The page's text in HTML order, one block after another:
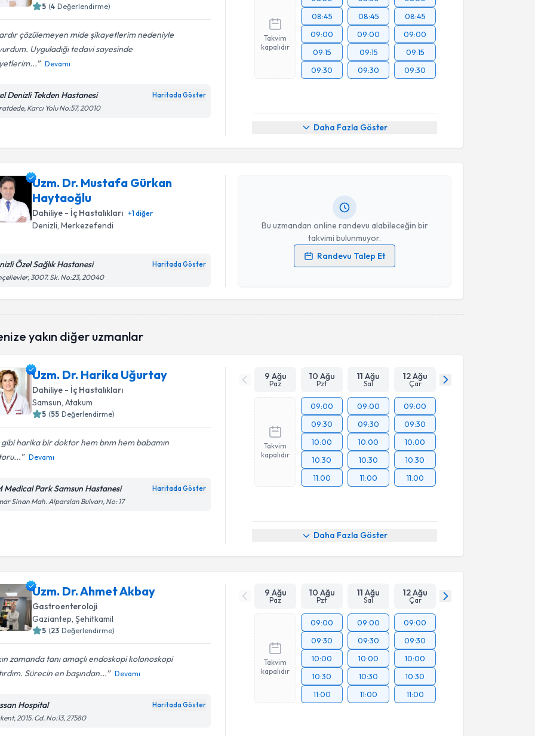
5 (4 Değerlendirme)
çözülemeyen mide şikayetlerim nedeniyle
Uyguladığı tedavi sayesinde
Devamı
Denizli Tekden Hastanesi Haritada Göster
Karcı Yolu No:57, 20010
Takvim
kapalıdır
08:45
09:00
09:15
09:30
08:45
09:00
09:15
09:30
08:45
09:00
09:15
09:30
Daha Fazla Göster
Uzm. Dr. Mustafa Gürkan
Haytaoğlu
Dahiliye - İç Hastalıkları +1diğer
Denizli, Merkezefendi
Özel Sağlık Hastanesi Haritada Göster
3007. Sk. No:23, 20040
Bu uzmandan online randevu alabileceğin bir
takvimi bulunmuyor.
Randevu Talep Et
Randevu Takvimi Talebi
Uzm. Dr. Mustafa Gürkan Haytaoğluiçin randevu takvimi
talebi oluşturun. Size bu uzmandan randevu almanız için bir
Kişisel verilerimin işlenmesine ilişkinAydınlatma Metni
yakın diğer uzmanlar
Uzm. Dr. Harika Uğurtay
Dahiliye - İç Hastalıkları
Samsun, Atakum
5 (55 Değerlendirme)
gibi harika bir doktor hem bnm hem babamın
Devamı
Medical Park Samsun Hastanesi Haritada Göster
Sinan Mah. Alparslan Bulvarı, No: 17
9 Ağu
Paz
10 Ağu
Pzt
11 Ağu
Sal
12 Ağu
Çar
Takvim
kapalıdır
09:00
09:30
10:00
10:30
11:00
09:00
09:30
10:00
10:30
11:00
09:00
09:30
10:00
10:30
11:00
Daha Fazla Göster
Uzm. Dr. Ahmet Akbay
Gastroenteroloji
Gaziantep , Şehitkamil
5 (23 Değerlendirme)
zamanda tanı amaçlı endoskopi kolonoskopi
Sürecin en başından...
Devamı
Hospital Haritada Göster
2015. Cd. No:13, 27580
9 Ağu
Paz
10 Ağu
Pzt
11 Ağu
Sal
12 Ağu
Çar
Takvim
kapalıdır
09:00
09:30
10:00
10:30
11:00
09:00
09:30
10:00
10:30
11:00
09:00
09:30
10:00
10:30
11:00